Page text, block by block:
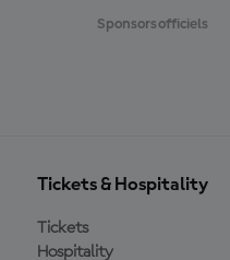
Sponsors officiels
Tickets & Hospitality
Tickets
Hospitality